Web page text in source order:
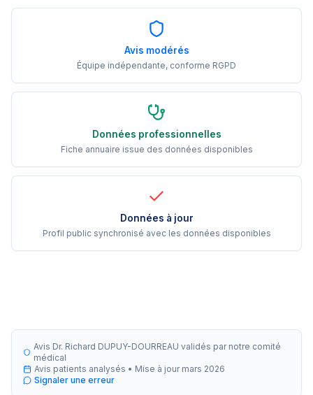
Avis modérés
Équipe indépendante, conforme RGPD
Données professionnelles
Fiche annuaire issue des données disponibles
Données à jour
Profil public synchronisé avec les données disponibles
Avis Dr. Richard DUPUY-DOURREAU validés par notre comité
médical
Avis patients analysés • Mise à jour mars 2026
Signaler une erreur